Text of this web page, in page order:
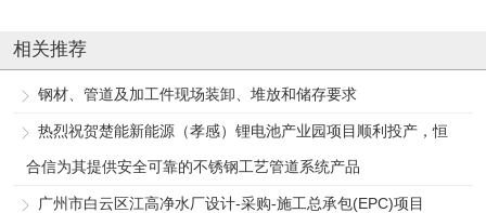
相关推荐
钢材、管道及加工件现场装卸、堆放和储存要求
热烈祝贺楚能新能源（孝感）锂电池产业园项目顺利投产，恒
合信为其提供安全可靠的不锈钢工艺管道系统产品
广州市白云区江高净水厂设计-采购-施工总承包(EPC)项目